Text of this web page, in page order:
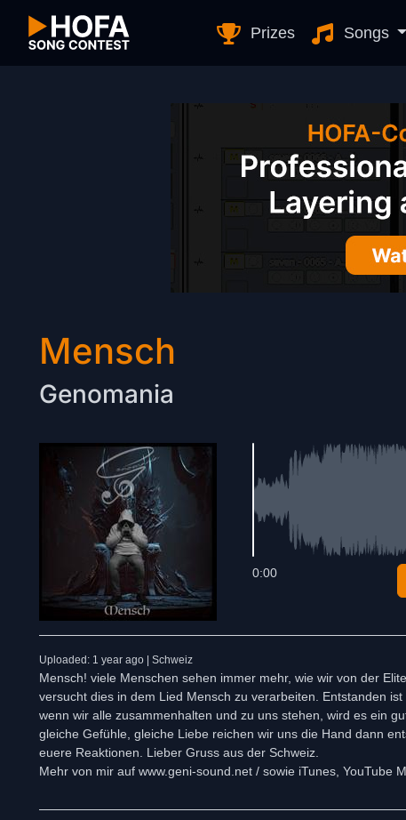
Prizes Songs
Mensch
Genomania
0:00
Uploaded: 1 year ago | Schweiz
Mensch! viele Menschen sehen immer mehr, wie wir von der
versucht dies in dem Lied Mensch zu verarbeiten. Entstanden
wenn wir alle zusammenhalten und zu uns stehen, wird es ein
gleiche Gefühle, gleiche Liebe reichen wir uns die Hand dann
euere Reaktionen. Lieber Gruss aus der Schweiz.
Mehr von mir auf www.geni-sound.net / sowie iTunes, YouTube